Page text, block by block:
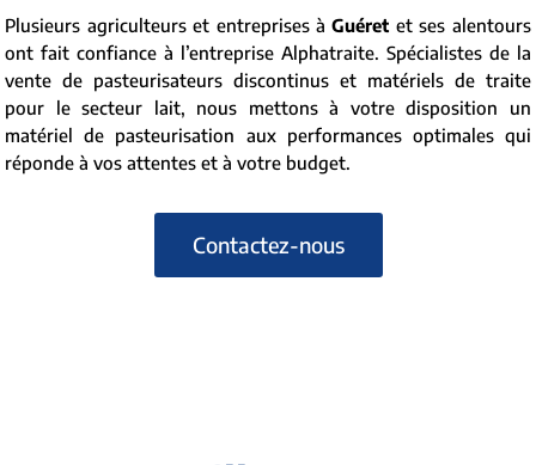
Plusieurs agriculteurs et entreprises àGuéret et ses alentours
ont fait confiance à l’entreprise Alphatraite. Spécialistes de la
vente de pasteurisateurs discontinus et matériels de traite
pour le secteur lait, nous mettons à votre disposition un
matériel de pasteurisation aux performances optimales qui
réponde à vos attentes et à votre budget.
Contactez-nous